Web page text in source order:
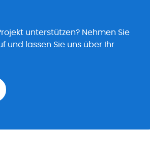
unterstützen? Nehmen Sie
und lassen Sie uns über Ihr